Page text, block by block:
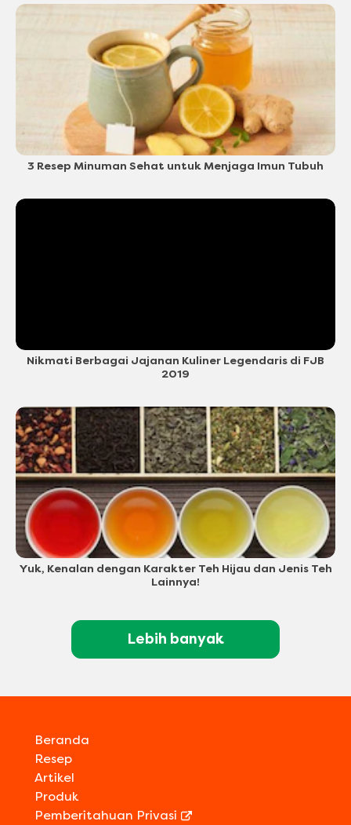
3 Resep Minuman Sehat untuk Menjaga Imun Tubuh
Nikmati Berbagai Jajanan Kuliner Legendaris di FJB
2019
Yuk, Kenalan dengan Karakter Teh Hijau dan Jenis Teh
Lainnya!
Lebih banyak
Beranda
Resep
Artikel
Produk
Pemberitahuan Privasi